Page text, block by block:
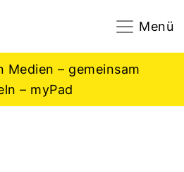
Menü
– gemeinsam
– myPad